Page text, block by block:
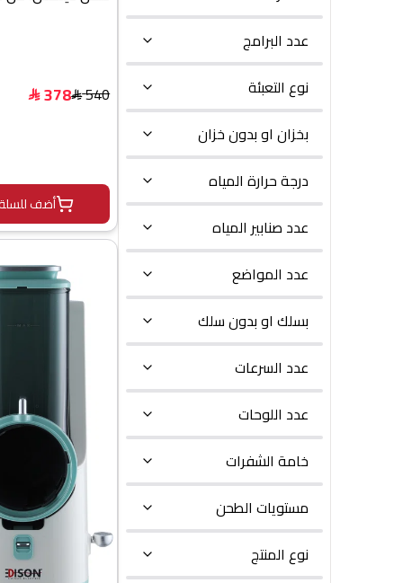
عدد البرامج
نوع التعبئة
بخزان او بدون خزان
درجة حرارة المياه
عدد صنابير المياه
عدد المواضع
بسلك او بدون سلك
عدد السرعات
عدد اللوحات
خامة الشفرات
مستويات الطحن
نوع المنتج
540
$
378
$
أضف